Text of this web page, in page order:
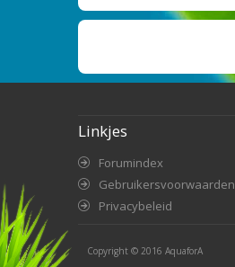
Linkjes
Forumindex
Gebruikersvoorwaarden
Privacybeleid
Copyright © 2016 AquaforA